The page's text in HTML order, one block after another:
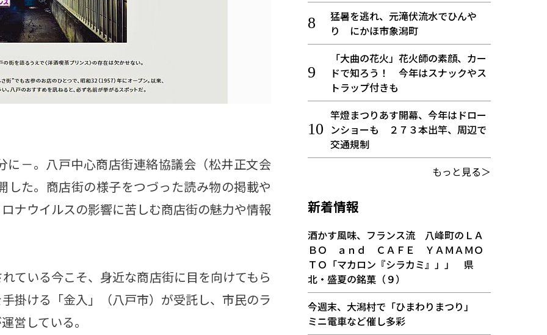
－。八戸中心商店街連絡協議会（松井正文会
た。商店街の様子をつづった読み物の掲載や
ナウイルスの影響に苦しむ商店街の魅力や情報
いる今こそ、身近な商店街に目を向けてもら
掛ける「金入」（八戸市）が受託し、市民のラ
営している。
猛暑を逃れ、元滝伏流水でひんや
り にかほ市象潟町
「大曲の花火」花火師の素顔、カー
ドで知ろう！ 今年はスナックやス
トラップ付きも
竿燈まつりあす開幕、今年はドロー
ンショーも ２７３本出竿、周辺で
交通規制
もっと見る＞
新着情報
酒かす風味、フランス流 八峰町のＬＡ
ＢＯ ａｎｄ ＣＡＦＥ ＹＡＭＡＭＯ
ＴＯ「マカロン『シラカミ』」」 県
北・盛夏の銘菓（９）
今週末、大潟村で「ひまわりまつり」
ミニ電車など催し多彩